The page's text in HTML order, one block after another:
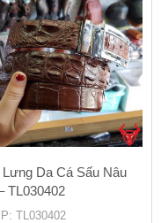
Lưng Da Cá Sấu Nâu
TL030402
: TL030402